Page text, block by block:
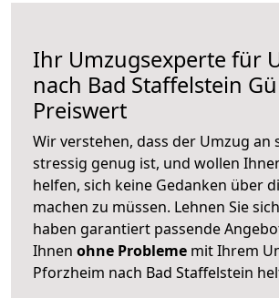
Ihr Umzugsexperte für
nach Bad Staffelstein
Preiswert
Wir verstehen, dass der Umzug an
stressig genug ist, und wollen
helfen, sich keine Gedanken über
machen zu müssen. Lehnen Sie
haben garantiert passende
Ihnen ohne Probleme mit Ihrem
Pforzheim nach Bad Staffelstein